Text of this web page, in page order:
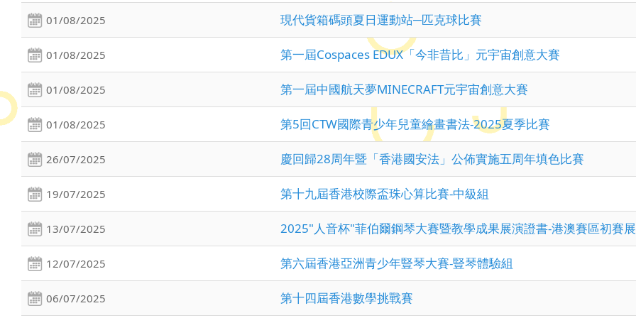
01/08/2025 現代貨箱碼頭夏日運動站─匹克球比賽
01/08/2025 第一屆Cospaces EDUX「今非昔比」元宇宙創意大賽
01/08/2025 第一屆中國航天夢MINECRAFT元宇宙創意大賽
01/08/2025 第5回CTW國際青少年兒童繪畫書法-2025夏季比賽
26/07/2025 慶回歸28周年暨「香港國安法」公佈實施五周年填色比賽
19/07/2025 第十九屆香港校際盃珠心算比賽-中級組
13/07/2025 2025"人音杯"菲伯爾鋼琴大賽暨教學成果展演證書-港澳賽區初賽
12/07/2025 第六屆香港亞洲青少年豎琴大賽-豎琴體驗組
06/07/2025 第十四屆香港數學挑戰賽